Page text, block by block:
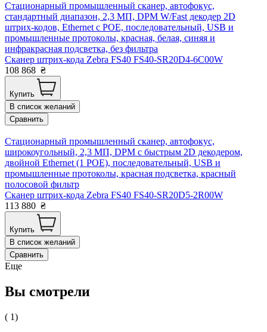
Стационарный промышленный сканер, автофокус,
стандартный диапазон, 2,3 МП, DPM W/Fast декодер 2D
штрих-кодов, Ethernet с POE, последовательный, USB и
промышленные протоколы, красная, белая, синяя и
инфракрасная подсветка, без фильтра
Сканер штрих-кода Zebra FS40 FS40-SR20D4-6C00W
108 868 ₴
Купить
В список желаний
Сравнить
Стационарный промышленный сканер, автофокус,
широкоугольный, 2,3 МП, DPM с быстрым 2D декодером,
двойной Ethernet (1 POE), последовательный, USB и
промышленные протоколы, красная подсветка, красный
полосовой фильтр
Сканер штрих-кода Zebra FS40 FS40-SR20D5-2R00W
113 880 ₴
Купить
В список желаний
Сравнить
Еще
Вы смотрели
( 1)